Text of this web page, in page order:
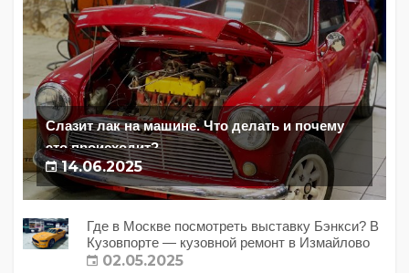
Слазит лак на машине. Что делать и почему
это происходит?
14.06.2025
Где в Москве посмотреть выставку Бэнкси? В
Кузовпорте — кузовной ремонт в Измайлово
02.05.2025